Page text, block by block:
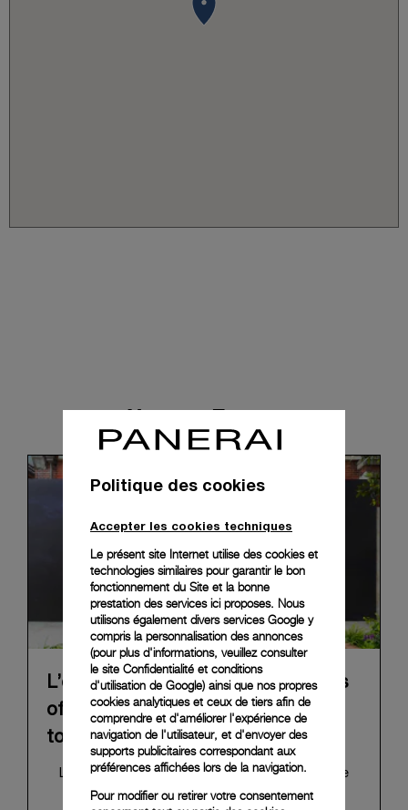
News & Events
L’exposition itinérante « The Depths
of Time » de Panerai achève sa
tournée à Taipei
L’exposition « The Depths of Time », qui retrace
l'histoire de Panerai, a conclu sa tournée
Politique des cookies
Accepter les cookies techniques
Le présent site Internet utilise des cookies et
technologies similaires pour garantir le bon
fonctionnement du Site et la bonne
prestation des services ici proposes. Nous
utilisons également divers services Google y
compris la personnalisation des annonces
(pour plus d'informations, veuillez consulter
le site Confidentialité et conditions
d'utilisation de Google) ainsi que nos propres
cookies analytiques et ceux de tiers afin de
comprendre et d'améliorer l'expérience de
navigation de l'utilisateur, et d'envoyer des
supports publicitaires correspondant aux
préférences affichées lors de la navigation.
Pour modifier ou retirer votre consentement